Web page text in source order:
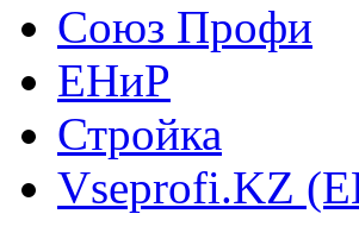
Союз Профи
ЕНиР
Стройка
Vseprofi.KZ